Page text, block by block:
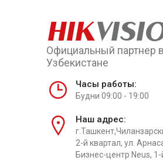
HIK
Официальный партнер в
Узбекистане
Часы работы:
Будни 09:00 - 19:00
Наш адрес:
2-й квартал, ул.
Бизнес-центр Neus,